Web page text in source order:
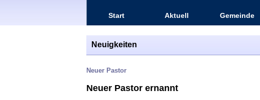
Start Aktuell Gemeinde
Neuigkeiten
Neuer Pastor
Neuer Pastor ernannt